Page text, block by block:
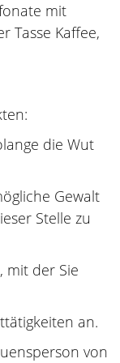
mit
Tasse Kaffee,
die Wut
Gewalt
Stelle zu
mit der Sie
an.
von